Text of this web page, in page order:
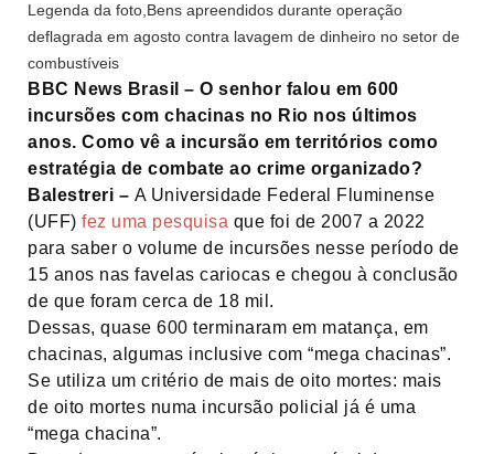
Legenda da foto,Bens apreendidos durante operação
deflagrada em agosto contra lavagem de dinheiro no setor de
combustíveis
BBC News Brasil – O senhor falou em 600
incursões com chacinas no Rio nos últimos
anos. Como vê a incursão em territórios como
estratégia de combate ao crime organizado?
Balestreri – A Universidade Federal Fluminense
(UFF) fez uma pesquisa que foi de 2007 a 2022
para saber o volume de incursões nesse período de
15 anos nas favelas cariocas e chegou à conclusão
de que foram cerca de 18 mil.
Dessas, quase 600 terminaram em matança, em
chacinas, algumas inclusive com “mega chacinas”.
Se utiliza um critério de mais de oito mortes: mais
de oito mortes numa incursão policial já é uma
“mega chacina”.